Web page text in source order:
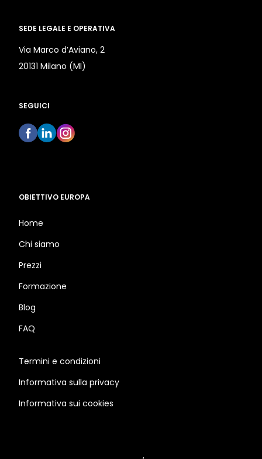
SEDE LEGALE E OPERATIVA
Via Marco d’Aviano, 2
20131 Milano (MI)
SEGUICI
OBIETTIVO EUROPA
Home
Chi siamo
Prezzi
Formazione
Blog
FAQ
Termini e condizioni
Informativa sulla privacy
Informativa sui cookies